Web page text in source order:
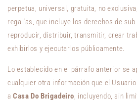
perpetua, universal, gratuita, no
regalías, que incluye los derechos de
reproducir, distribuir, transmitir, crear
exhibirlos y ejecutarlos públicamente.
Lo establecido en el párrafo anterior se
cualquier otra información que el
aCasa Do Brigadeiro, incluyendo, sin